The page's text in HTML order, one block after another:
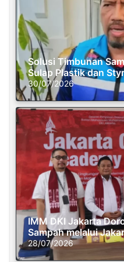
Solusi Timbunan
Sulap Plastik dan
30/07/2026
IMM DKI Jakarta
Sampah melalui
28/07/2026